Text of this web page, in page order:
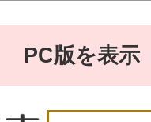
PC版を表示